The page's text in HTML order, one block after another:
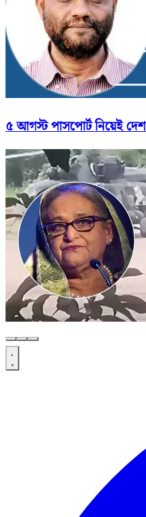
৫ আগস্ট পাসপোর্ট নিয়েই